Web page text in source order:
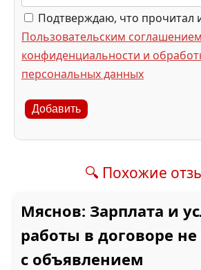
Подтверждаю, что прочитал
Пользовательским соглашением
конфиденциальности и
персональных данных
Добавить
🔍 Похожие
Мяснов: Зарплата и
работы в договоре
с объявлением